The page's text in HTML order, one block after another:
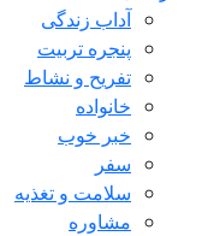
آداب زندگی
پنجره تربیت
تفریح و نشاط
خانواده
خبر خوب
سفر
سلامت و تغذیه
مشاوره